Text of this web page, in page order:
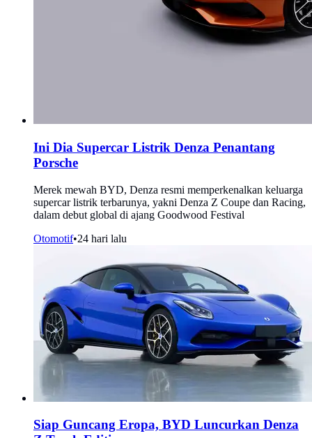
Ini Dia Supercar Listrik Denza Penantang
Porsche
Merek mewah BYD, Denza resmi memperkenalkan keluarga
supercar listrik terbarunya, yakni Denza Z Coupe dan Racing,
dalam debut global di ajang Goodwood Festival
Otomotif•24 hari lalu
Siap Guncang Eropa, BYD Luncurkan Denza